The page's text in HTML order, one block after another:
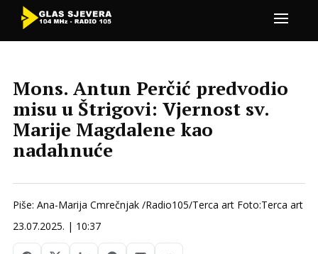
Mons. Antun Perčić predvodio
misu u Štrigovi: Vjernost sv.
Marije Magdalene kao
nadahnuće
Piše: Ana-Marija Cmrečnjak /Radio105/Terca art Foto:Terca art
23.07.2025. | 10:37